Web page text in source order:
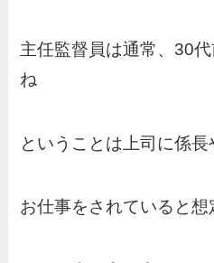
主任監督員は通常、30
ね
ということは上司に係
お仕事をされていると想